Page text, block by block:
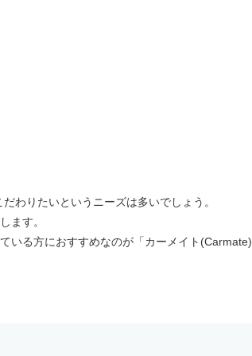
わりたいというニーズは多いでしょう。
ます。
いる方におすすめなのが「カーメイト(Carmate)